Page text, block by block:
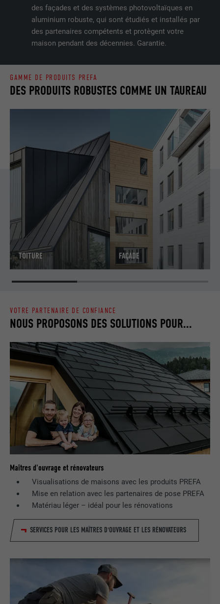
des façades et des systèmes photovoltaïques en
aluminium robuste, qui sont étudiés et installés par
des partenaires compétents et protègent votre
maison pendant des décennies. Garantie.
DES PRODUITS ROBUSTES COMME UN TAUREAU
GAMME DE PRODUITS PREFA
TOITURE FAÇADE
NOUS PROPOSONS DES SOLUTIONS POUR...
VOTRE PARTENAIRE DE CONFIANCE
Maîtres d'ouvrage et rénovateurs
Visualisations de maisons avec les produits PREFA
Mise en relation avec les partenaires de pose PREFA
Matériau léger – idéal pour les rénovations
SERVICES POUR LES MAÎTRES D'OUVRAGE ET LES RÉNOVATEURS